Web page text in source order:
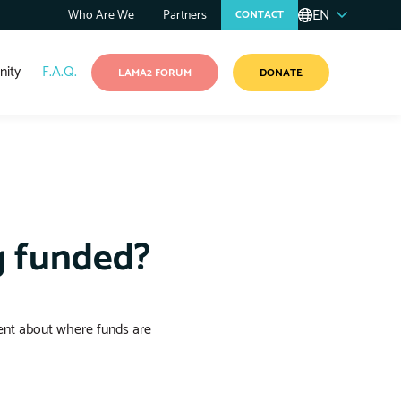
Who Are We Partners CONTACT EN
F.A.Q. LAMA2 FORUM DONATE
funded?
about where funds are